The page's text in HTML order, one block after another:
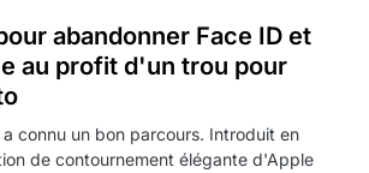
abandonner Face ID et
au profit d'un trou pour
connu un bon parcours. Introduit en
de contournement élégante d'Apple